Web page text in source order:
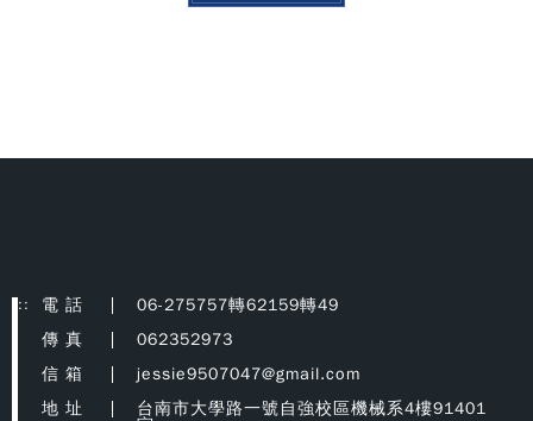
::: 電 話
06-275757轉62159轉49
傳 真
062352973
信 箱
jessie9507047@gmail.com
地 址
台南市大學路一號自強校區機械系4樓91401